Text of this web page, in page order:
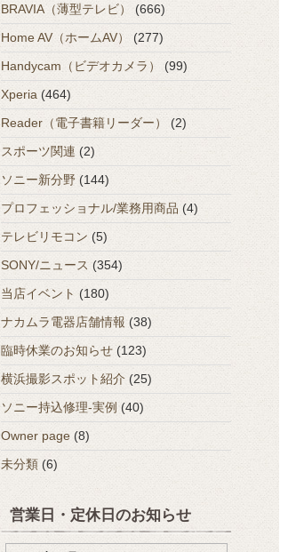
BRAVIA（薄型テレビ）
(666)
Home AV（ホームAV）
(277)
Handycam（ビデオカメラ）
(99)
Xperia (464)
Reader（電子書籍リーダー）
(2)
スポーツ関連 (2)
ソニー新分野 (144)
プロフェッショナル/業務用商品 (4)
テレビリモコン (5)
SONY/ニュース (354)
当店イベント (180)
ナカムラ電器店舗情報 (38)
臨時休業のお知らせ (123)
横浜撮影スポット紹介 (25)
ソニー持込修理-実例 (40)
Owner page (8)
未分類 (6)
営業日・定休日のお知らせ